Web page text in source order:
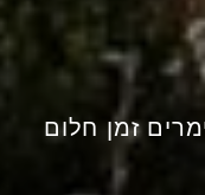
זמן חלום